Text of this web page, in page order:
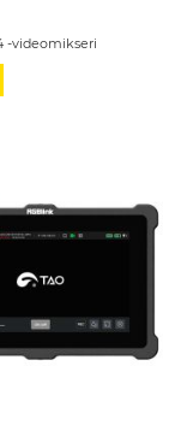
-videomikseri